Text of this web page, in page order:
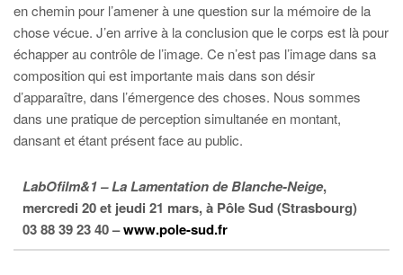
en chemin pour l’amener à une question sur la mémoire de la
chose vécue. J’en arrive à la conclusion que le corps est là pour
échapper au contrôle de l’image. Ce n’est pas l’image dans sa
composition qui est importante mais dans son désir
d’apparaître, dans l’émergence des choses. Nous sommes
dans une pratique de perception simultanée en montant,
dansant et étant présent face au public.
LabOfilm&1 – La Lamentation de Blanche-Neige,
mercredi 20 et jeudi 21 mars, à Pôle Sud (Strasbourg)
03 88 39 23 40 –www.pole-sud.fr